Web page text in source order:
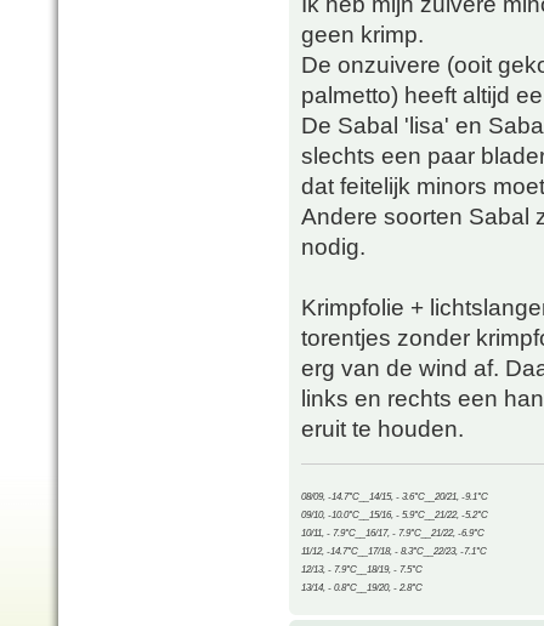
geen krimp.
De onzuivere (ooit
palmetto) heeft altijd
De Sabal 'lisa' en
slechts een paar
dat feitelijk minors
Andere soorten Sabal
nodig.
Krimpfolie +
torentjes zonder
erg van de wind af.
links en rechts een
eruit te houden.
08/09, -14.7°C__14/15, - 3.6°C__20/21, -9.1°C
09/10, -10.0°C__15/16, - 5.9°C__21/22, -5.2°C
10/11, - 7.9°C__16/17, - 7.9°C__21/22, -6.9°C
11/12, -14.7°C__17/18, - 8.3°C__22/23, -7.1°C
12/13, - 7.9°C__18/19, - 7.5°C
13/14, - 0.8°C__19/20, - 2.8°C